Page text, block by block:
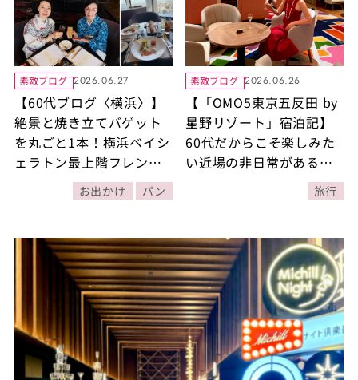
素敵ブログ 2026.06.27
【60代ブログ〈横浜〉】
絶景と焼き立てバゲット
を丸ごと1本！横浜ベイシ
ェラトン最上階フレンチ
「ベイ・ビュー」で過ご
す贅沢ランチ
お出かけ パン
素敵ブログ 2026.06.26
【「OMO5東京五反田 by
星野リゾート」宿泊記】
60代だからこそ楽しみた
い近場の非日常がある！
都内で楽しめる女子旅小
旅行を満喫！【後編】
旅行